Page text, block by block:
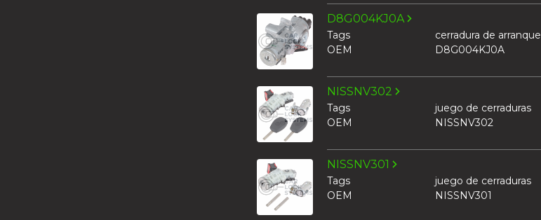
D8G004KJ0A
Tags
cerradura de arranque
OEM
D8G004KJ0A
NISSNV302
Tags
juego de cerraduras
OEM
NISSNV302
NISSNV301
Tags
juego de cerraduras
OEM
NISSNV301